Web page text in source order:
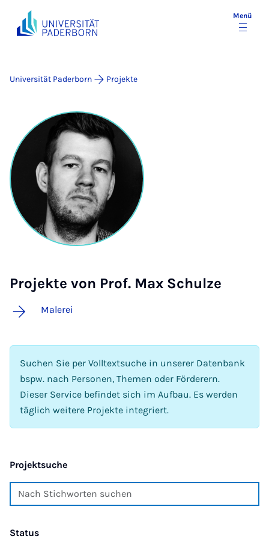
Menü
Universität Paderborn Projekte
Projekte von Prof. Max Schulze
Malerei
Suchen Sie per Volltextsuche in unserer Datenbank
bspw. nach Personen, Themen oder Förderern.
Dieser Service befindet sich im Aufbau. Es werden
täglich weitere Projekte integriert.
Projektsuche
Status